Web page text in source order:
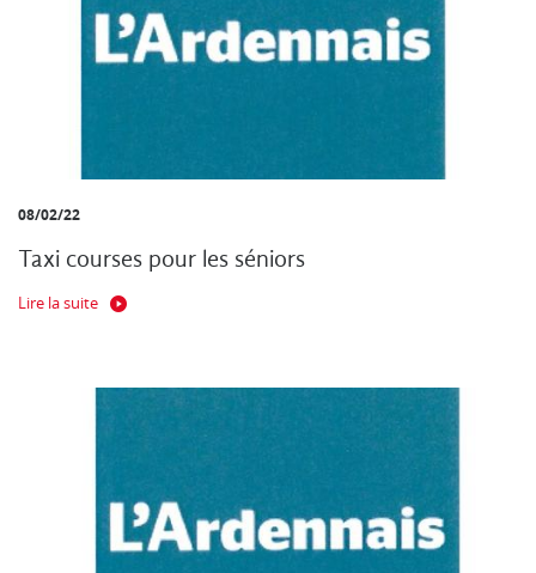
08/02/22
Taxi courses pour les séniors
Lire la suite